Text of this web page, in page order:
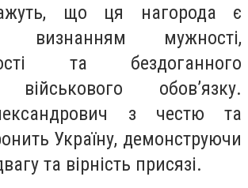
що ця нагорода є
визнанням мужності,
та бездоганного
військового обов’язку.
з честю та
Україну, демонструючи
та вірність присязі.